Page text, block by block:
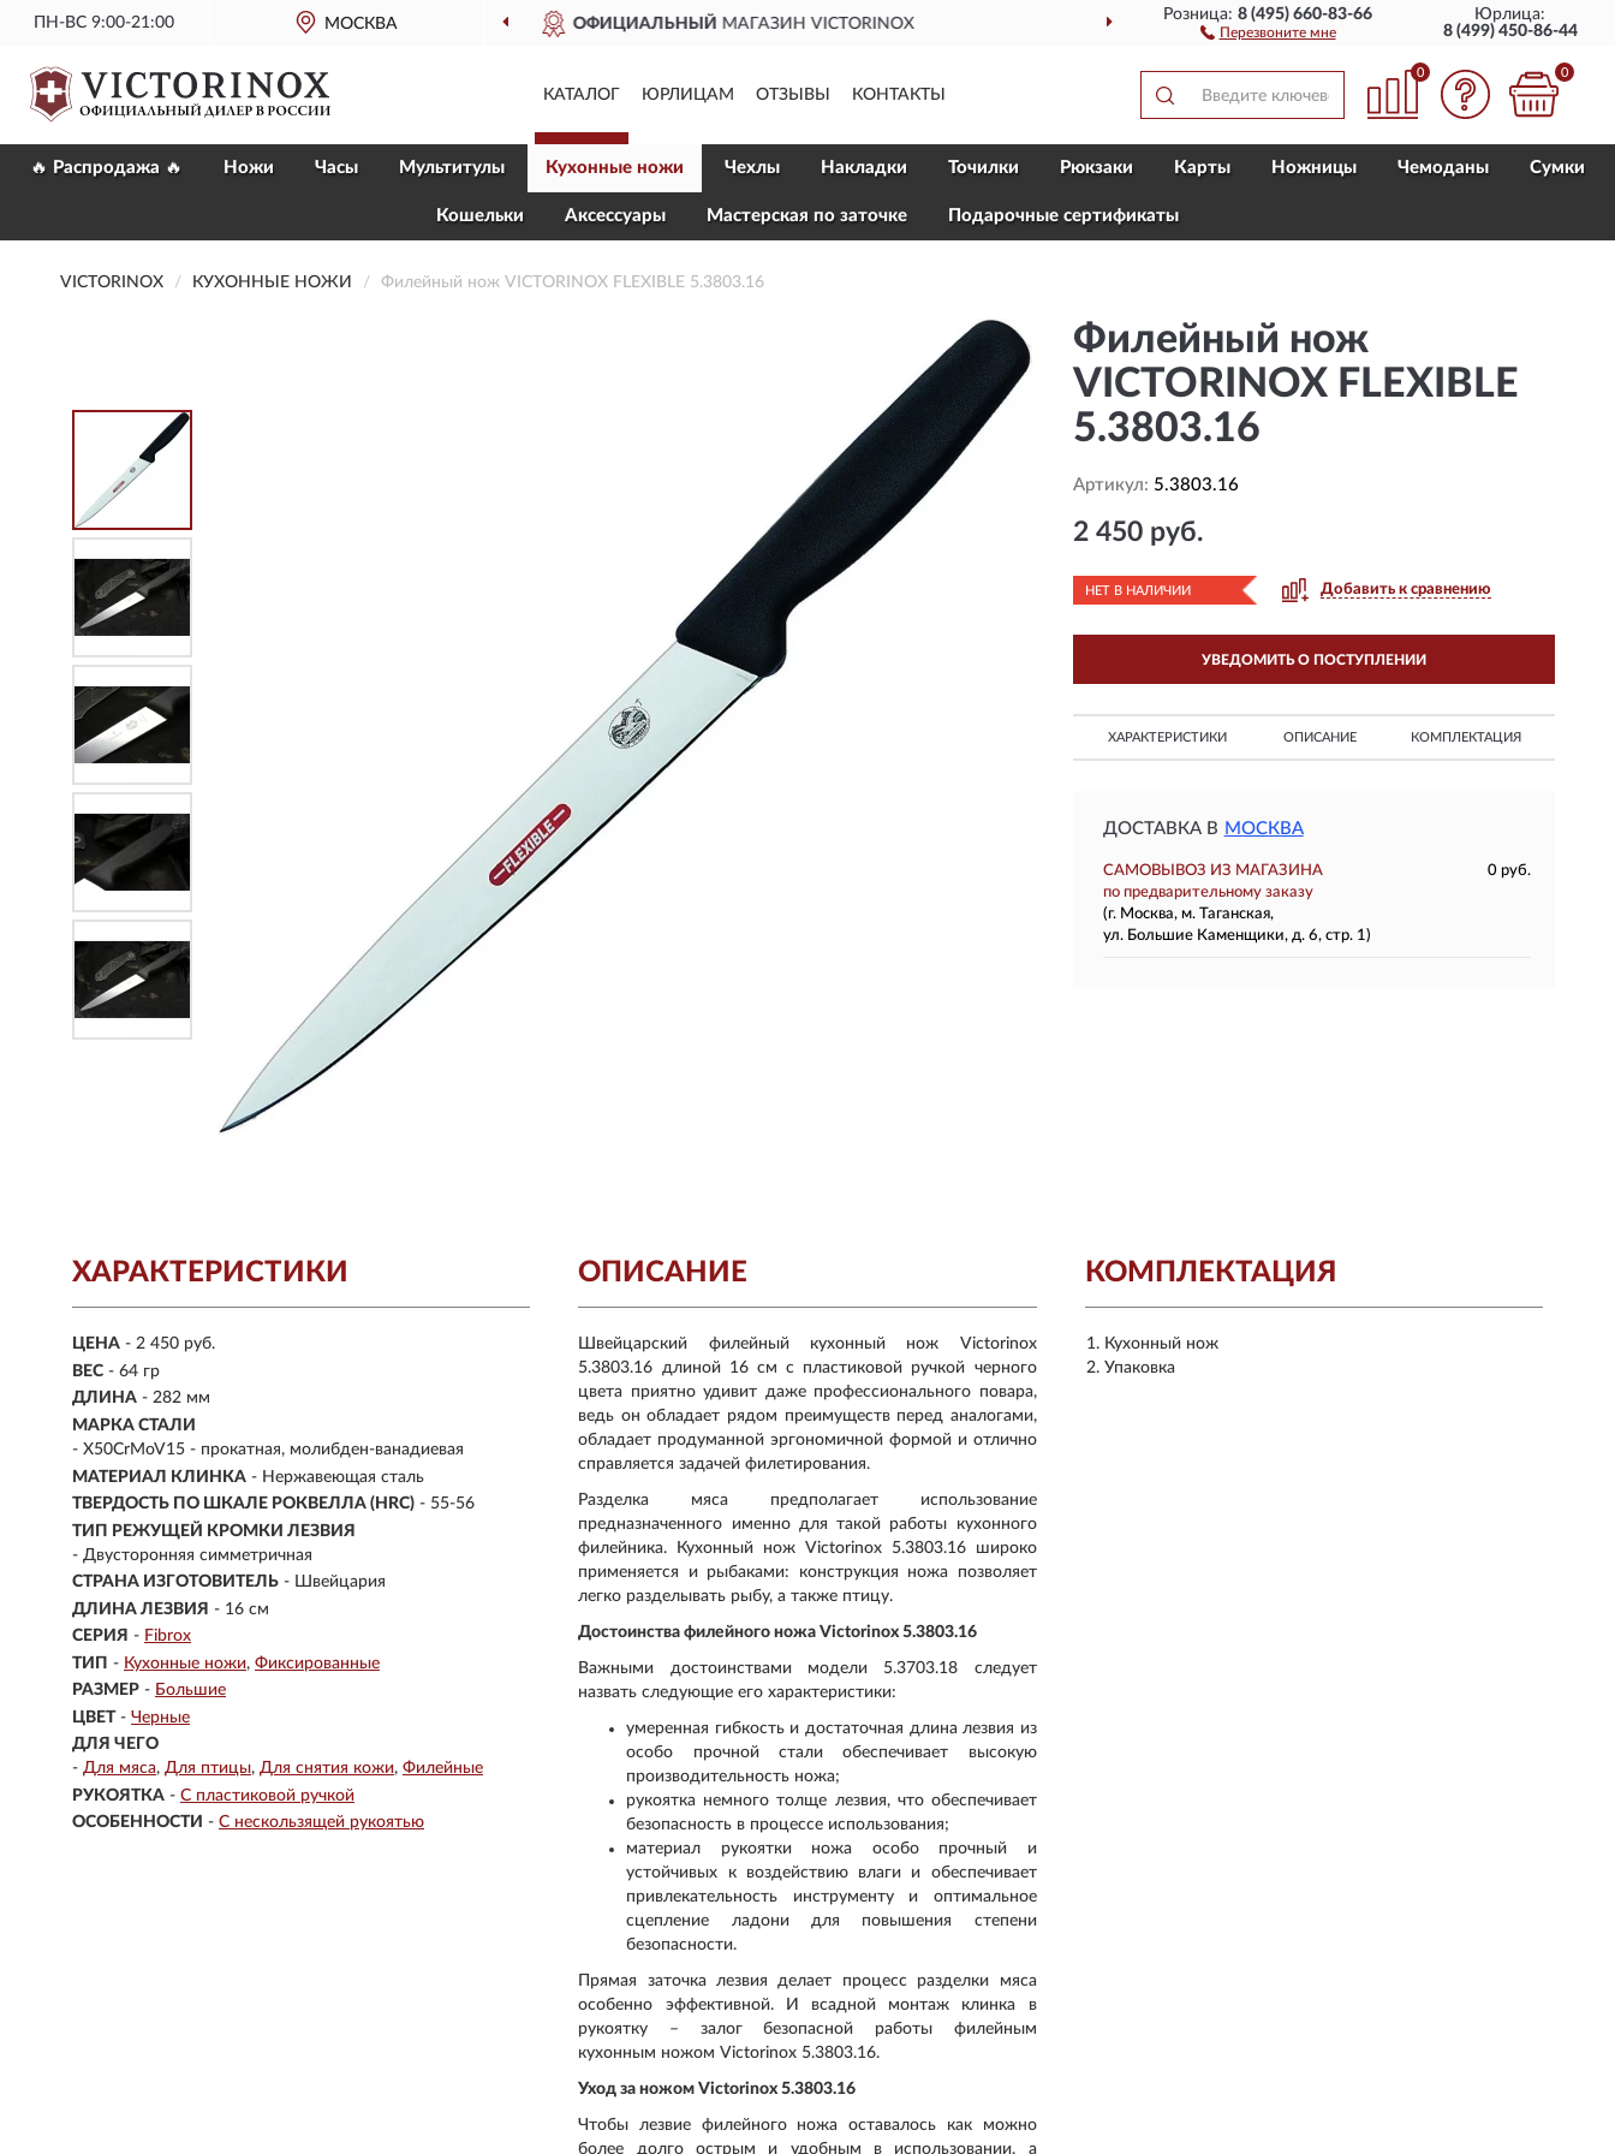
ПН-ВС 9:00-21:00 МОСКВА
ОФИЦИАЛЬНЫЙ МАГАЗИН VICTORINOX ДОСТАВИМ ПОЛНЫЙ
Розница:8 (495) 660-83-66
Перезвоните мне
Юрлица:
8 (499) 450-86-44
КАТАЛОГ ЮРЛИЦАМ ОТЗЫВЫ КОНТАКТЫ
0 0
🔥 Распродажа 🔥 Ножи Часы Мультитулы Кухонные ножи Чехлы Накладки Точилки Рюкзаки Карты Ножницы Чемоданы Сумки
Кошельки Aксессуары Мастерская по заточке Подарочные сертификаты
VICTORINOX КУХОННЫЕ НОЖИ Филейный нож VICTORINOX FLEXIBLE 5.3803.16
Филейный нож
VICTORINOX FLEXIBLE
5.3803.16
Артикул: 5.3803.16
2 450 руб.
НЕТ В НАЛИЧИИ Добавить к сравнению
УВЕДОМИТЬ О ПОСТУПЛЕНИИ
ХАРАКТЕРИСТИКИ ОПИСАНИЕ КОМПЛЕКТАЦИЯ
ДОСТАВКА В МОСКВА
САМОВЫВОЗ ИЗ МАГАЗИНА
0 руб.
по предварительному заказу
(г. Москва, м. Таганская,
ул. Большие Каменщики, д. 6, стр. 1)
ХАРАКТЕРИСТИКИ
ЦЕНА - 2 450 руб.
ВЕС - 64 гр
ДЛИНА - 282 мм
МАРКА СТАЛИ
- X50CrMoV15 - прокатная, молибден-ванадиевая
МАТЕРИАЛ КЛИНКА - Нержавеющая сталь
ТВЕРДОСТЬ ПО ШКАЛЕ РОКВЕЛЛА (HRC) - 55-56
ТИП РЕЖУЩЕЙ КРОМКИ ЛЕЗВИЯ
- Двусторонняя симметричная
СТРАНА ИЗГОТОВИТЕЛЬ - Швейцария
ДЛИНА ЛЕЗВИЯ - 16 см
СЕРИЯ - Fibrox
ТИП - Кухонные ножи Фиксированные
РАЗМЕР - Большие
ЦВЕТ - Черные
ДЛЯ ЧЕГО
- Для мяса Для птицы Для снятия кожи Филейные
РУКОЯТКА - С пластиковой ручкой
ОСОБЕННОСТИ - С нескользящей рукоятью
КОМПЛЕКТАЦИЯ
Кухонный нож
Упаковка
ОПИСАНИЕ
Швейцарский филейный кухонный нож Victorinox
5.3803.16 длиной 16 см с пластиковой ручкой черного
цвета приятно удивит даже профессионального повара,
ведь он обладает рядом преимуществ перед аналогами,
обладает продуманной эргономичной формой и отлично
справляется задачей филетирования.
Разделка мяса предполагает использование
предназначенного именно для такой работы кухонного
филейника. Кухонный нож Victorinox 5.3803.16 широко
применяется и рыбаками: конструкция ножа позволяет
легко разделывать рыбу, а также птицу.
Достоинства филейного ножа Victorinox 5.3803.16
Важными достоинствами модели 5.3703.18 следует
назвать следующие его характеристики:
умеренная гибкость и достаточная длина лезвия из
особо прочной стали обеспечивает высокую
производительность ножа;
рукоятка немного толще лезвия, что обеспечивает
безопасность в процессе использования;
материал рукоятки ножа особо прочный и
устойчивых к воздействию влаги и обеспечивает
привлекательность инструменту и оптимальное
сцепление ладони для повышения степени
безопасности.
Прямая заточка лезвия делает процесс разделки мяса
особенно эффективной. И всадной монтаж клинка в
рукоятку – залог безопасной работы филейным
кухонным ножом Victorinox 5.3803.16.
Уход за ножом Victorinox 5.3803.16
Чтобы лезвие филейного ножа оставалось как можно
более долго острым и удобным в использовании, а